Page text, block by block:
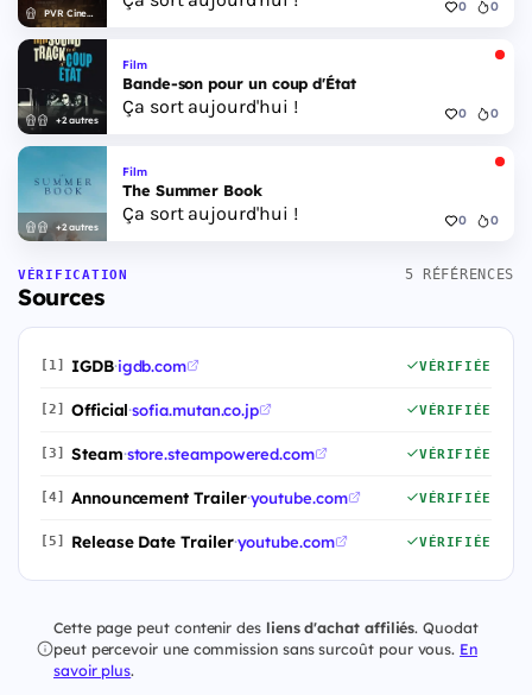
PVR Cinemas 0 0
+2 autres
Film
Bande-son pour un coup d'État
Ça sort aujourd'hui ! 0 0
+2 autres
Film
The Summer Book
Ça sort aujourd'hui ! 0 0
VÉRIFICATION
Sources
5 RÉFÉRENCES
[1] IGDB·igdb.com VÉRIFIÉE
[2] Official·sofia.mutan.co.jp VÉRIFIÉE
[3] Steam·store.steampowered.com VÉRIFIÉE
[4] Announcement Trailer·youtube.com VÉRIFIÉE
[5] Release Date Trailer·youtube.com VÉRIFIÉE
Cette page peut contenir des liens d'achat affiliés. Quodat
peut percevoir une commission sans surcoût pour vous. En
savoir plus.